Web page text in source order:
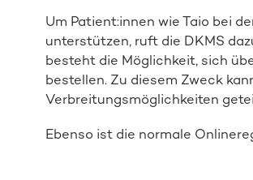
Um Patient:innen wie Taio bei
unterstützen, ruft die DKMS
besteht die Möglichkeit, sich
bestellen. Zu diesem Zweck
Verbreitungsmöglichkeiten
Ebenso ist die normale